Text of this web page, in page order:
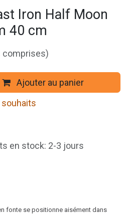
Iron Half Moon
40 cm
comprises)
Ajouter au panier
souhaits
en stock: 2-3 jours
fonte se positionne aisément dans